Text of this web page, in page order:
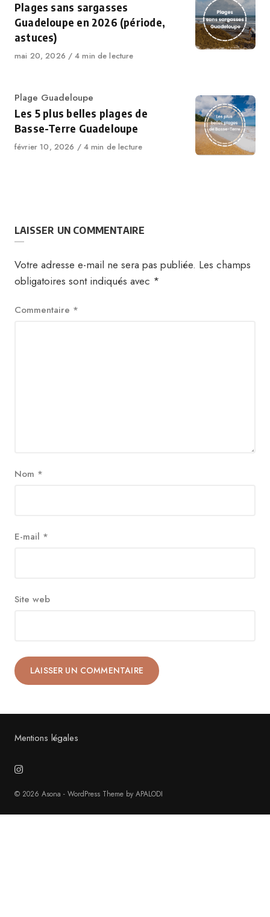
Plages sans sargasses
Guadeloupe en 2026 (période,
astuces)
mai 20, 2026 4 min de lecture
Plage Guadeloupe
Les 5 plus belles plages de
Basse-Terre Guadeloupe
février 10, 2026 4 min de lecture
LAISSER UN COMMENTAIRE
Votre adresse e-mail ne sera pas publiée. Les champs
obligatoires sont indiqués avec *
Commentaire *
Nom *
E-mail *
Site web
Mentions légales
© 2026 Asona - WordPress Theme by APALODI